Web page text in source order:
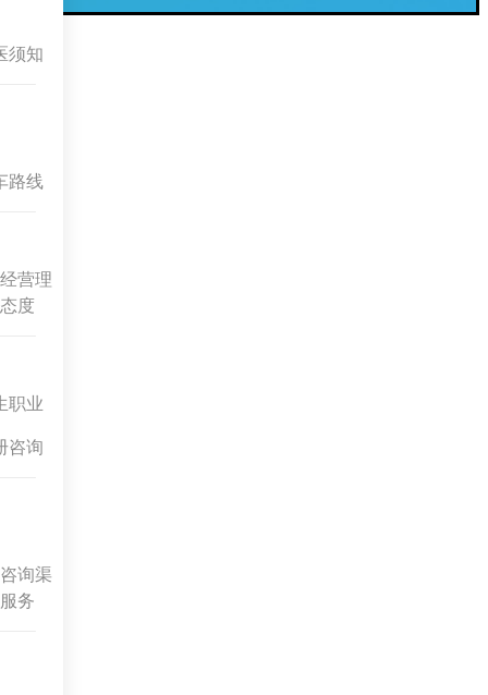
须知
路线
营理
度
职业
咨询
询渠
务